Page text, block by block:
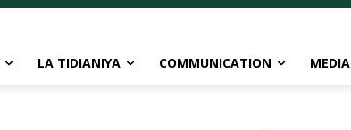
LA TIDIANIYA COMMUNICATION MEDIA